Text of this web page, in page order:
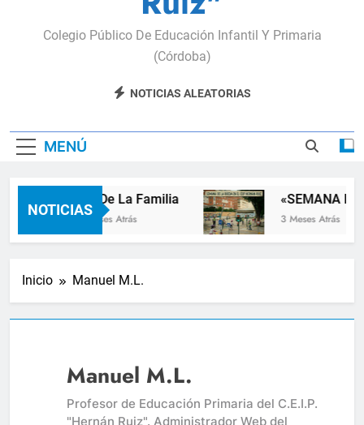
«SEMANA DE LA RUEDA»
Apadrinamiento Lector 2026
Colegio Público De Educación Infantil Y Primaria
(Córdoba)
NOTICIAS ALEATORIAS
MENÚ
NOTICIAS
Dia De La Familia
2 Meses Atrás
«SEMANA DE LA
3 Meses Atrás
Inicio Manuel M.L.
Manuel M.L.
Profesor de Educación Primaria del C.E.I.P.
"Hernán Ruiz". Administrador Web del